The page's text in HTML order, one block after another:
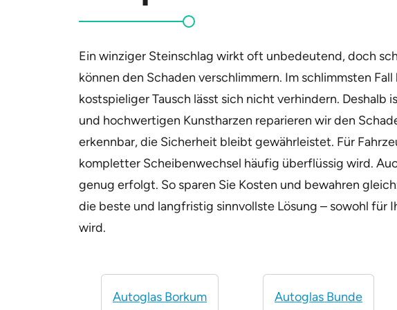
Ein winziger Steinschlag wirkt oft unbedeutend, doch
können den Schaden verschlimmern. Im schlimmsten
kostspieliger Tausch lässt sich nicht verhindern.
und hochwertigen Kunstharzen reparieren wir den
erkennbar, die Sicherheit bleibt gewährleistet. Für
kompletter Scheibenwechsel häufig überflüssig wird.
genug erfolgt. So sparen Sie Kosten und bewahren
die beste und langfristig sinnvollste Lösung – sowohl für
wird.
Autoglas Borkum Autoglas Bunde